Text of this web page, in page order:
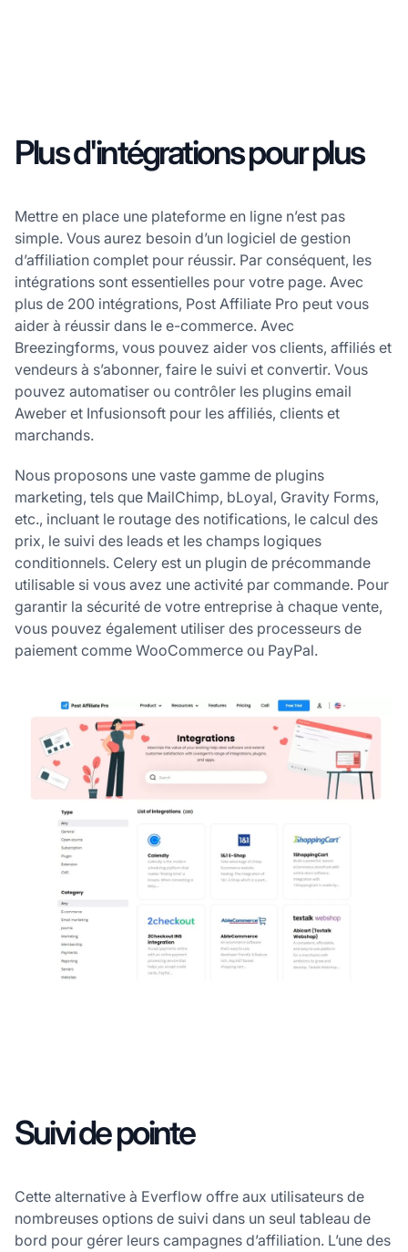
Plus d'intégrations pour plus
Mettre en place une plateforme en ligne n’est pas
simple. Vous aurez besoin d’un logiciel de gestion
d’affiliation complet pour réussir. Par conséquent, les
intégrations sont essentielles pour votre page. Avec
plus de 200 intégrations, Post Affiliate Pro peut vous
aider à réussir dans le e-commerce. Avec
Breezingforms, vous pouvez aider vos clients, affiliés et
vendeurs à s’abonner, faire le suivi et convertir. Vous
pouvez automatiser ou contrôler les plugins email
Aweber et Infusionsoft pour les affiliés, clients et
marchands.
Nous proposons une vaste gamme de plugins
marketing, tels que MailChimp, bLoyal, Gravity Forms,
etc., incluant le routage des notifications, le calcul des
prix, le suivi des leads et les champs logiques
conditionnels. Celery est un plugin de précommande
utilisable si vous avez une activité par commande. Pour
garantir la sécurité de votre entreprise à chaque vente,
vous pouvez également utiliser des processeurs de
paiement comme WooCommerce ou PayPal.
Suivi de pointe
Cette alternative à Everflow offre aux utilisateurs de
nombreuses options de suivi dans un seul tableau de
bord pour gérer leurs campagnes d’affiliation. L’une des